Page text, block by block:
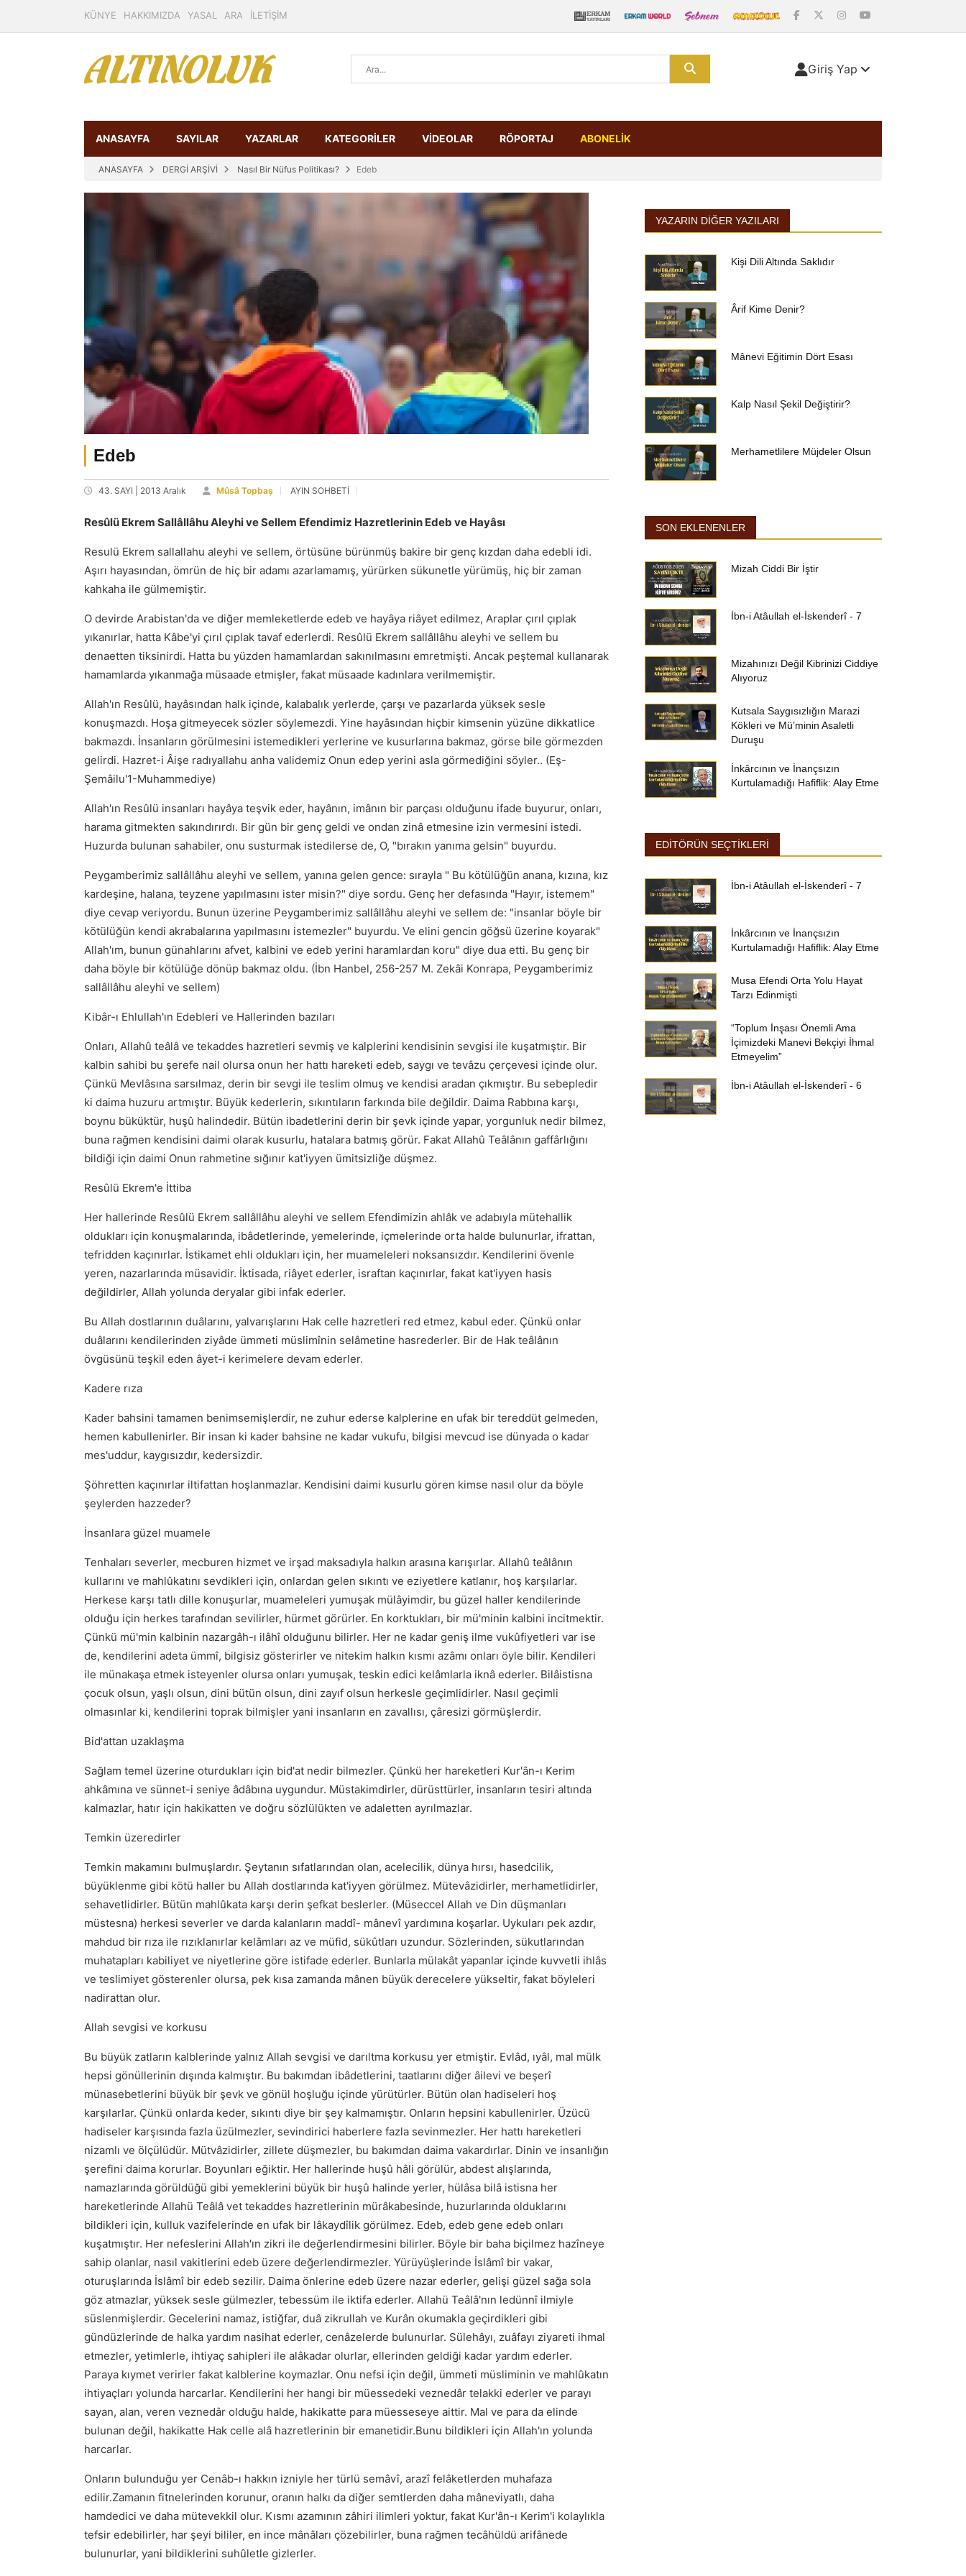
KÜNYE HAKKIMIZDA YASAL ARA İLETİŞİM
Giriş Yap
ANASAYFA SAYILAR YAZARLAR KATEGORİLER VİDEOLAR RÖPORTAJ ABONELİK
ANASAYFA DERGİ ARŞİVİ Nasıl Bir Nüfus Politikası? Edeb
Edeb
43. SAYI | 2013 Aralık Mûsâ Topbaş AYIN SOHBETİ
Resûlü Ekrem Sallâllâhu Aleyhi ve Sellem Efendimiz Hazretlerinin Edeb ve Hayâsı
Resulü Ekrem sallallahu aleyhi ve sellem, örtüsüne bürünmüş bakire bir genç kızdan daha edebli idi.
Aşırı hayasından, ömrün de hiç bir adamı azarlamamış, yürürken sükunetle yürümüş, hiç bir zaman
kahkaha ile gülmemiştir.
O devirde Arabistan'da ve diğer memleketlerde edeb ve hayâya riâyet edilmez, Araplar çırıl çıplak
yıkanırlar, hatta Kâbe'yi çırıl çıplak tavaf ederlerdi. Resûlü Ekrem sallâllâhu aleyhi ve sellem bu
denaetten tiksinirdi. Hatta bu yüzden hamamlardan sakınılmasını emretmişti. Ancak peştemal kullanarak
hamamlarda yıkanmağa müsaade etmişler, fakat müsaade kadınlara verilmemiştir.
Allah'ın Resûlü, hayâsından halk içinde, kalabalık yerlerde, çarşı ve pazarlarda yüksek sesle
konuşmazdı. Hoşa gitmeyecek sözler söylemezdi. Yine hayâsından hiçbir kimsenin yüzüne dikkatlice
bakmazdı. İnsanların görülmesini istemedikleri yerlerine ve kusurlarına bakmaz, görse bile görmezden
gelirdi. Hazret-i Âişe radıyallahu anha validemiz Onun edep yerini asla görmediğini söyler.. (Eş-
Şemâilu'1-Muhammediye)
Allah'ın Resûlü insanları hayâya teşvik eder, hayânın, imânın bir parçası olduğunu ifade buyurur, onları,
harama gitmekten sakındırırdı. Bir gün bir genç geldi ve ondan zinâ etmesine izin vermesini istedi.
Huzurda bulunan sahabiler, onu susturmak istedilerse de, O, "bırakın yanıma gelsin" buyurdu.
Peygamberimiz sallâllâhu aleyhi ve sellem, yanına gelen gence: sırayla " Bu kötülüğün anana, kızına, kız
kardeşine, halana, teyzene yapılmasını ister misin?" diye sordu. Genç her defasında "Hayır, istemem"
diye cevap veriyordu. Bunun üzerine Peygamberimiz sallâllâhu aleyhi ve sellem de: "insanlar böyle bir
kötülüğün kendi akrabalarına yapılmasını istemezler" buyurdu. Ve elini gencin göğsü üzerine koyarak"
Allah'ım, bunun günahlarını afvet, kalbini ve edeb yerini haramlardan koru" diye dua etti. Bu genç bir
daha böyle bir kötülüğe dönüp bakmaz oldu. (İbn Hanbel, 256-257 M. Zekâi Konrapa, Peygamberimiz
sallâllâhu aleyhi ve sellem)
Kibâr-ı Ehlullah'ın Edebleri ve Hallerinden bazıları
Onları, Allahû teâlâ ve tekaddes hazretleri sevmiş ve kalplerini kendisinin sevgisi ile kuşatmıştır. Bir
kalbin sahibi bu şerefe nail olursa onun her hattı hareketi edeb, saygı ve tevâzu çerçevesi içinde olur.
Çünkü Mevlâsına sarsılmaz, derin bir sevgi ile teslim olmuş ve kendisi aradan çıkmıştır. Bu sebepledir
ki daima huzuru artmıştır. Büyük kederlerin, sıkıntıların farkında bile değildir. Daima Rabbına karşı,
boynu büküktür, huşû halindedir. Bütün ibadetlerini derin bir şevk içinde yapar, yorgunluk nedir bilmez,
buna rağmen kendisini daimi olarak kusurlu, hatalara batmış görür. Fakat Allahû Teâlânın gaffârlığını
bildiği için daimi Onun rahmetine sığınır kat'iyyen ümitsizliğe düşmez.
Resûlü Ekrem'e İttiba
Her hallerinde Resûlü Ekrem sallâllâhu aleyhi ve sellem Efendimizin ahlâk ve adabıyla mütehallik
oldukları için konuşmalarında, ibâdetlerinde, yemelerinde, içmelerinde orta halde bulunurlar, ifrattan,
tefridden kaçınırlar. İstikamet ehli oldukları için, her muameleleri noksansızdır. Kendilerini övenle
yeren, nazarlarında müsavidir. İktisada, riâyet ederler, israftan kaçınırlar, fakat kat'iyyen hasis
değildirler, Allah yolunda deryalar gibi infak ederler.
Bu Allah dostlarının duâlarını, yalvarışlarını Hak celle hazretleri red etmez, kabul eder. Çünkü onlar
duâlarını kendilerinden ziyâde ümmeti müslimînin selâmetine hasrederler. Bir de Hak teâlânın
övgüsünü teşkil eden âyet-i kerimelere devam ederler.
Kadere rıza
Kader bahsini tamamen benimsemişlerdir, ne zuhur ederse kalplerine en ufak bir tereddüt gelmeden,
hemen kabullenirler. Bir insan ki kader bahsine ne kadar vukufu, bilgisi mevcud ise dünyada o kadar
mes'uddur, kaygısızdır, kedersizdir.
Şöhretten kaçınırlar iltifattan hoşlanmazlar. Kendisini daimi kusurlu gören kimse nasıl olur da böyle
şeylerden hazzeder?
İnsanlara güzel muamele
Tenhaları severler, mecburen hizmet ve irşad maksadıyla halkın arasına karışırlar. Allahû teâlânın
kullarını ve mahlûkatını sevdikleri için, onlardan gelen sıkıntı ve eziyetlere katlanır, hoş karşılarlar.
Herkese karşı tatlı dille konuşurlar, muameleleri yumuşak mülâyimdir, bu güzel haller kendilerinde
olduğu için herkes tarafından sevilirler, hürmet görürler. En korktukları, bir mü'minin kalbini incitmektir.
Çünkü mü'min kalbinin nazargâh-ı ilâhî olduğunu bilirler. Her ne kadar geniş ilme vukûfiyetleri var ise
de, kendilerini adeta ümmî, bilgisiz gösterirler ve nitekim halkın kısmı azâmı onları öyle bilir. Kendileri
ile münakaşa etmek isteyenler olursa onları yumuşak, teskin edici kelâmlarla iknâ ederler. Bilâistisna
çocuk olsun, yaşlı olsun, dini bütün olsun, dini zayıf olsun herkesle geçimlidirler. Nasıl geçimli
olmasınlar ki, kendilerini toprak bilmişler yani insanların en zavallısı, çâresizi görmüşlerdir.
Bid'attan uzaklaşma
Sağlam temel üzerine oturdukları için bid'at nedir bilmezler. Çünkü her hareketleri Kur'ân-ı Kerim
ahkâmına ve sünnet-i seniye âdâbına uygundur. Müstakimdirler, dürüsttürler, insanların tesiri altında
kalmazlar, hatır için hakikatten ve doğru sözlülükten ve adaletten ayrılmazlar.
Temkin üzeredirler
Temkin makamını bulmuşlardır. Şeytanın sıfatlarından olan, acelecilik, dünya hırsı, hasedcilik,
büyüklenme gibi kötü haller bu Allah dostlarında kat'iyyen görülmez. Mütevâzidirler, merhametlidirler,
sehavetlidirler. Bütün mahlûkata karşı derin şefkat beslerler. (Müseccel Allah ve Din düşmanları
müstesna) herkesi severler ve darda kalanların maddî- mânevî yardımına koşarlar. Uykuları pek azdır,
mahdud bir rıza ile rızıklanırlar kelâmları az ve müfid, sükûtları uzundur. Sözlerinden, sükutlarından
muhatapları kabiliyet ve niyetlerine göre istifade ederler. Bunlarla mülakât yapanlar içinde kuvvetli ihlâs
ve teslimiyet gösterenler olursa, pek kısa zamanda mânen büyük derecelere yükseltir, fakat böyleleri
nadirattan olur.
Allah sevgisi ve korkusu
Bu büyük zatların kalblerinde yalnız Allah sevgisi ve darıltma korkusu yer etmiştir. Evlâd, ıyâl, mal mülk
hepsi gönüllerinin dışında kalmıştır. Bu bakımdan ibâdetlerini, taatlarını diğer âilevi ve beşerî
münasebetlerini büyük bir şevk ve gönül hoşluğu içinde yürütürler. Bütün olan hadiseleri hoş
karşılarlar. Çünkü onlarda keder, sıkıntı diye bir şey kalmamıştır. Onların hepsini kabullenirler. Üzücü
hadiseler karşısında fazla üzülmezler, sevindirici haberlere fazla sevinmezler. Her hattı hareketleri
nizamlı ve ölçülüdür. Mütvâzidirler, zillete düşmezler, bu bakımdan daima vakardırlar. Dinin ve insanlığın
şerefini daima korurlar. Boyunları eğiktir. Her hallerinde huşû hâli görülür, abdest alışlarında,
namazlarında görüldüğü gibi yemeklerini büyük bir huşû halinde yerler, hülâsa bilâ istisna her
hareketlerinde Allahü Teâlâ vet tekaddes hazretlerinin mürâkabesinde, huzurlarında olduklarını
bildikleri için, kulluk vazifelerinde en ufak bir lâkaydîlik görülmez. Edeb, edeb gene edeb onları
kuşatmıştır. Her nefeslerini Allah'ın zikri ile değerlendirmesini bilirler. Böyle bir baha biçilmez hazîneye
sahip olanlar, nasıl vakitlerini edeb üzere değerlendirmezler. Yürüyüşlerinde İslâmî bir vakar,
oturuşlarında İslâmî bir edeb sezilir. Daima önlerine edeb üzere nazar ederler, gelişi güzel sağa sola
göz atmazlar, yüksek sesle gülmezler, tebessüm ile iktifa ederler. Allahü Teâlâ'nın ledünnî ilmiyle
süslenmişlerdir. Gecelerini namaz, istiğfar, duâ zikrullah ve Kurân okumakla geçirdikleri gibi
gündüzlerinde de halka yardım nasihat ederler, cenâzelerde bulunurlar. Sülehâyı, zuâfayı ziyareti ihmal
etmezler, yetimlerle, ihtiyaç sahipleri ile alâkadar olurlar, ellerinden geldiği kadar yardım ederler.
Paraya kıymet verirler fakat kalblerine koymazlar. Onu nefsi için değil, ümmeti müsliminin ve mahlûkatın
ihtiyaçları yolunda harcarlar. Kendilerini her hangi bir müessedeki veznedâr telakki ederler ve parayı
sayan, alan, veren veznedâr olduğu halde, hakikatte para müesseseye aittir. Mal ve para da elinde
bulunan değil, hakikatte Hak celle alâ hazretlerinin bir emanetidir.Bunu bildikleri için Allah'ın yolunda
harcarlar.
Onların bulunduğu yer Cenâb-ı hakkın izniyle her türlü semâvî, arazî felâketlerden muhafaza
edilir.Zamanın fitnelerinden korunur, oranın halkı da diğer semtlerden daha mâneviyatlı, daha
hamdedici ve daha mütevekkil olur. Kısmı azamının zâhiri ilimleri yoktur, fakat Kur'ân-ı Kerim'i kolaylıkla
tefsir edebilirler, har şeyi bililer, en ince mânâları çözebilirler, buna rağmen tecâhüldü arifânede
bulunurlar, yani bildiklerini suhûletle gizlerler.
YAZARIN DIĞER YAZILARI
Kişi Dili Altında Saklıdır
Ârif Kime Denir?
Mânevi Eğitimin Dört Esası
Kalp Nasıl Şekil Değiştirir?
Merhametlilere Müjdeler Olsun
SON EKLENENLER
Mizah Ciddi Bir İştir
İbn-i Atâullah el-İskenderî - 7
Mizahınızı Değil Kibrinizi Ciddiye
Alıyoruz
Kutsala Saygısızlığın Marazi
Kökleri ve Mü’minin Asaletli
Duruşu
İnkârcının ve İnançsızın
Kurtulamadığı Hafiflik: Alay Etme
EDİTÖRÜN SEÇTİKLERİ
İbn-i Atâullah el-İskenderî - 7
İnkârcının ve İnançsızın
Kurtulamadığı Hafiflik: Alay Etme
Musa Efendi Orta Yolu Hayat
Tarzı Edinmişti
“Toplum İnşası Önemli Ama
İçimizdeki Manevi Bekçiyi İhmal
Etmeyelim”
İbn-i Atâullah el-İskenderî - 6